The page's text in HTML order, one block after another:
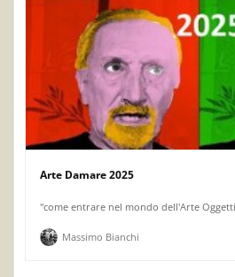
Arte Damare 2025
"come entrare nel mondo dell'Arte
Massimo Bianchi